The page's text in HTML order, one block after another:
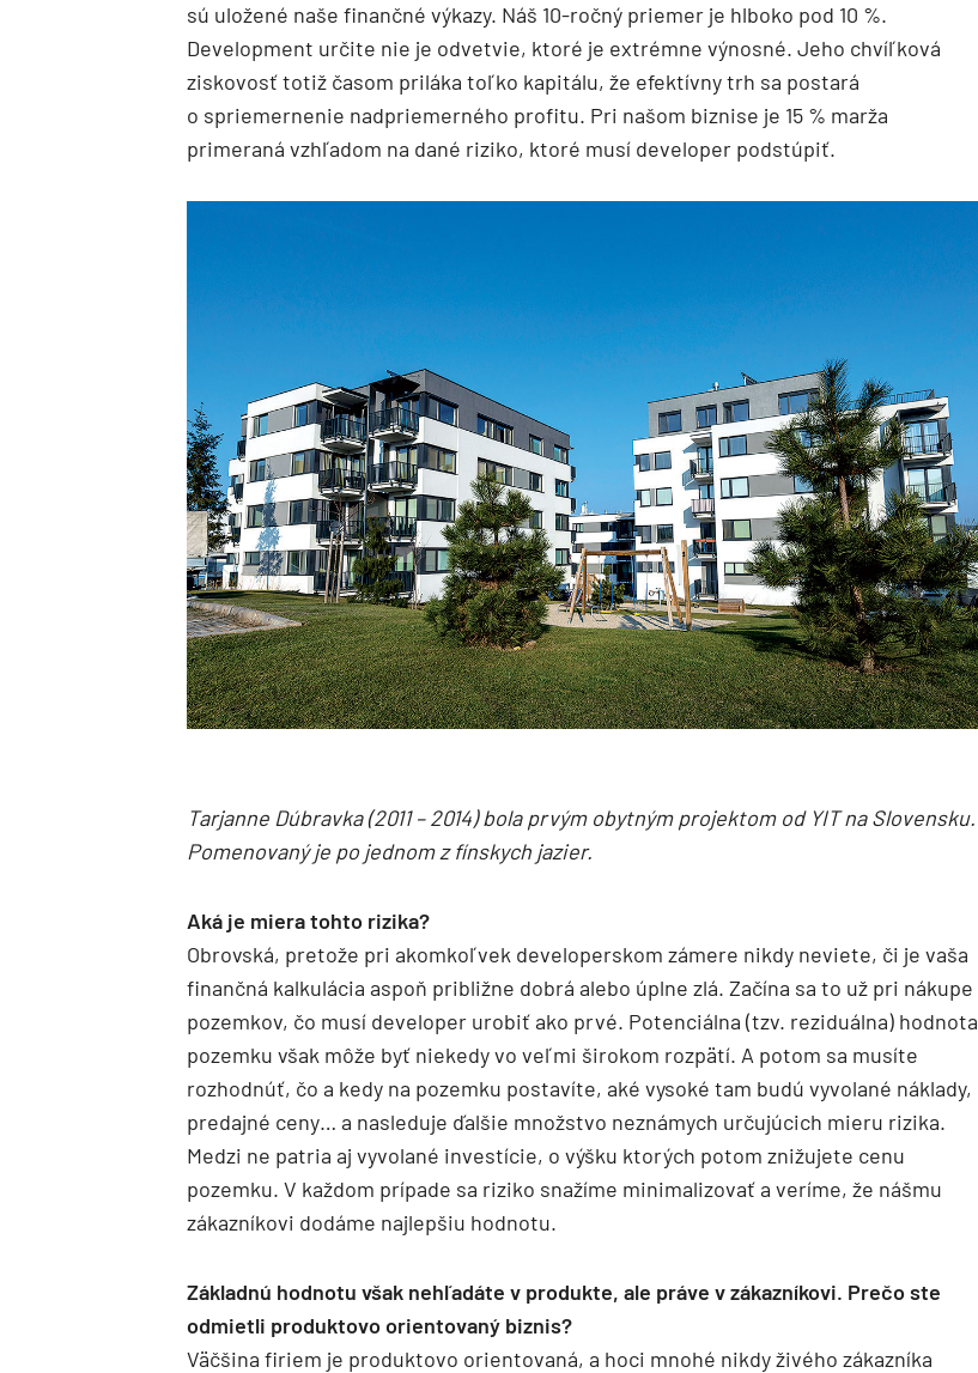
sú uložené naše finančné výkazy. Náš 10-ročný priemer je hlboko pod 10 %.
Development určite nie je odvetvie, ktoré je extrémne výnosné. Jeho chvíľková
ziskovosť totiž časom priláka toľko kapitálu, že efektívny trh sa postará
o spriemernenie nadpriemerného profitu. Pri našom biznise je 15 % marža
primeraná vzhľadom na dané riziko, ktoré musí developer podstúpiť.
Tarjanne Dúbravka (2011 – 2014) bola prvým obytným projektom od YIT na Slovensku.
Pomenovaný je po jednom z fínskych jazier.
Aká je miera tohto rizika?
Obrovská, pretože pri akomkoľvek developerskom zámere nikdy neviete, či je vaša
finančná kalkulácia aspoň približne dobrá alebo úplne zlá. Začína sa to už pri nákupe
pozemkov, čo musí developer urobiť ako prvé. Potenciálna (tzv. reziduálna) hodnota
pozemku však môže byť niekedy vo veľmi širokom rozpätí. A potom sa musíte
rozhodnúť, čo a kedy na pozemku postavíte, aké vysoké tam budú vyvolané náklady,
predajné ceny… a nasleduje ďalšie množstvo neznámych určujúcich mieru rizika.
Medzi ne patria aj vyvolané investície, o výšku ktorých potom znižujete cenu
pozemku. V každom prípade sa riziko snažíme minimalizovať a veríme, že nášmu
zákazníkovi dodáme najlepšiu hodnotu.
Základnú hodnotu však nehľadáte v produkte, ale práve v zákazníkovi. Prečo ste
odmietli produktovo orientovaný biznis?
Väčšina firiem je produktovo orientovaná, a hoci mnohé nikdy živého zákazníka